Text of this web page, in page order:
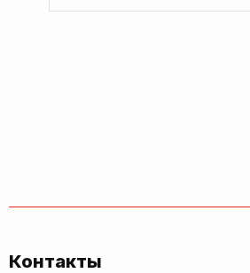
Контакты